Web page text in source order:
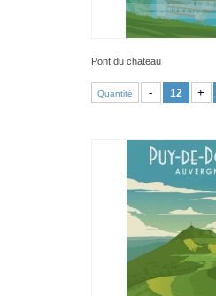
Pont du chateau
Quantité - +